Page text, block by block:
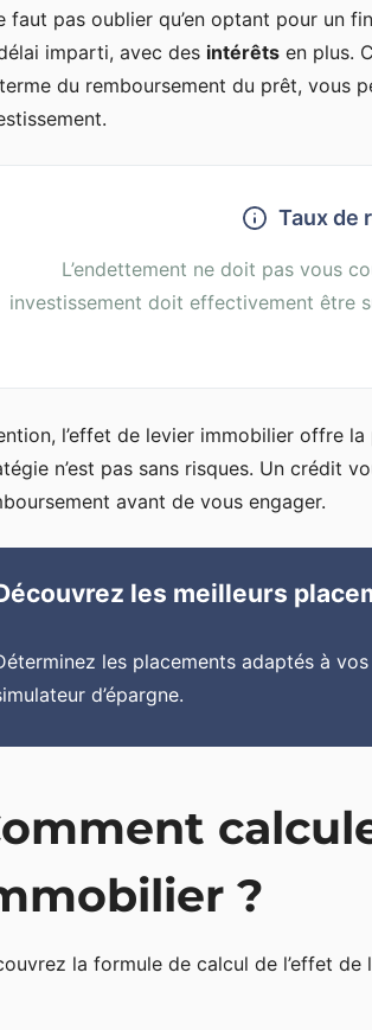
faut pas oublier qu’en optant pour un
imparti, avec des intérêts en plus.
du remboursement du prêt, vous
Taux de
L’endettement ne doit pas vous
investissement doit effectivement être
l’effet de levier immobilier offre
n’est pas sans risques. Un crédit
avant de vous engager.
les meilleurs
les placements adaptés à
d’épargne.
?
la formule de calcul de l’effet